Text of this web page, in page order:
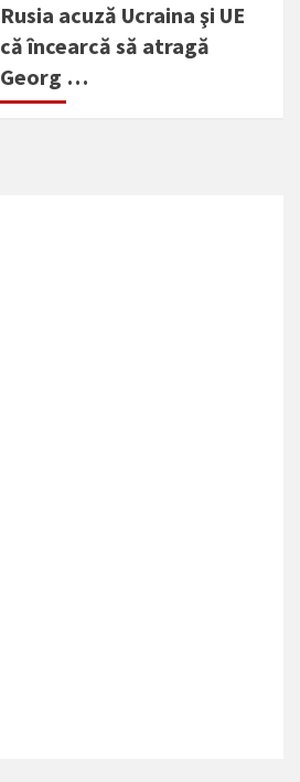
Rusia acuză Ucraina şi UE
că încearcă să atragă
Georg …